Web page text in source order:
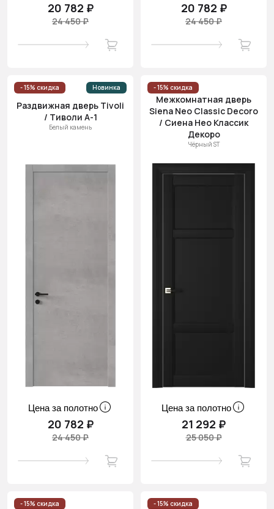
20 782 ₽
24 450 ₽
20 782 ₽
24 450 ₽
- 15% скидка Новинка
Раздвижная дверь Tivoli
/ Тиволи А-1
Белый камень
Цена за полотно
20 782 ₽
24 450 ₽
- 15% скидка
Межкомнатная дверь
Siena Neo Classic Decoro
/ Сиена Нео Классик
Декоро
Чёрный ST
Цена за полотно
21 292 ₽
25 050 ₽
- 15% скидка - 15% скидка